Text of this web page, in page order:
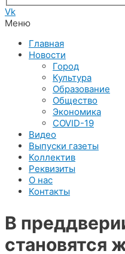
Vk
Меню
Главная
Новости
Город
Культура
Образование
Общество
Экономика
COVID-19
Видео
Выпуски газеты
Коллектив
Реквизиты
О нас
Контакты
В
становятся